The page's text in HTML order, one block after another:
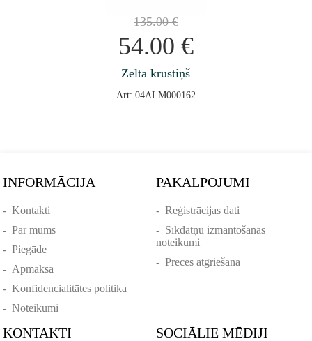
135.00€
54.00 €
Zelta krustiņš
Art: 04ALM000162
INFORMĀCIJA
-Kontakti
-Par mums
-Piegāde
- Apmaksa
-Konfidencialitātes politika
-Noteikumi
PAKALPOJUMI
- Reģistrācijas dati
- Sīkdatņu izmantošanas
noteikumi
- Preces atgriešana
KONTAKTI SOCIĀLIE MĒDIJI